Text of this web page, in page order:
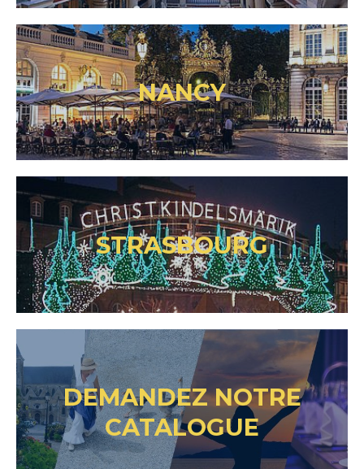
NANCY
STRASBOURG
DEMANDEZ NOTRE
CATALOGUE